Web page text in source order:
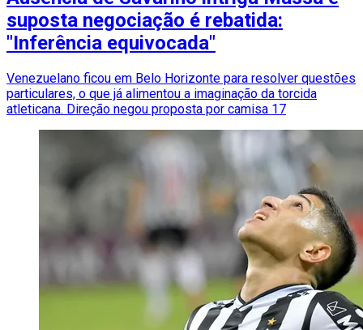
suposta negociação é rebatida:
"Inferência equivocada"
Venezuelano ficou em Belo Horizonte para resolver questões
particulares, o que já alimentou a imaginação da torcida
atleticana. Direção negou proposta por camisa 17